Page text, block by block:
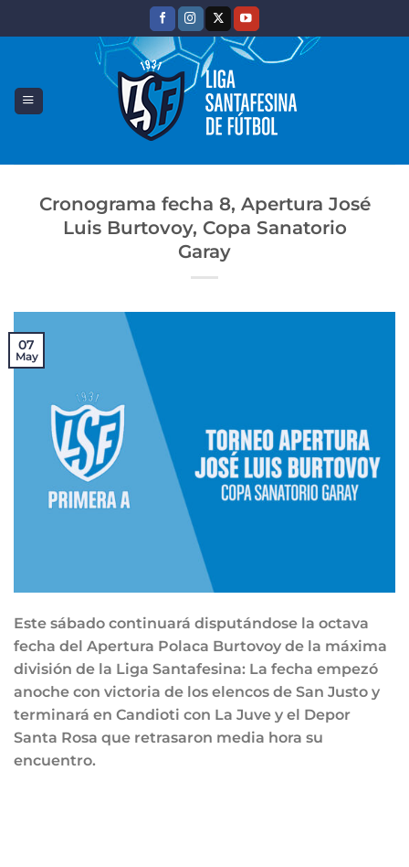
Cronograma fecha 8, Apertura José
Luis Burtovoy, Copa Sanatorio
Garay
07
May
Este sábado continuará disputándose la octava
fecha del Apertura Polaca Burtovoy de la máxima
división de la Liga Santafesina: La fecha empezó
anoche con victoria de los elencos de San Justo y
terminará en Candioti con La Juve y el Depor
Santa Rosa que retrasaron media hora su
encuentro.